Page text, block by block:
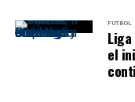
FUTBOL
el